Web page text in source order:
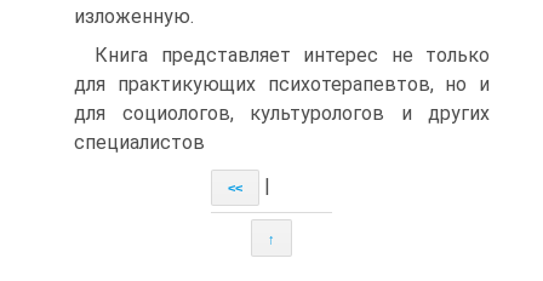
изложенную.
Книга представляет интерес не только
для практикующих психотерапевтов, но и
для социологов, культурологов и других
специалистов
<<
↑